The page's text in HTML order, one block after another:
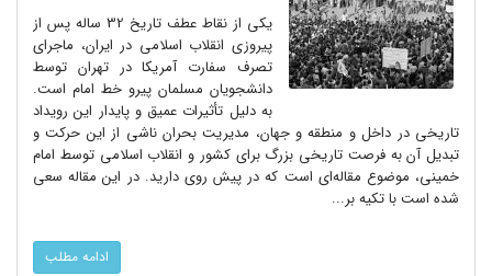
یکی از نقاط عطف تاریخ 32 ساله پس از
پیروزی انقلاب اسلامی در ایران، ماجرای
تصرف سفارت آمریکا در تهران توسط
دانشجویان مسلمان پیرو خط امام است.
به دلیل تأثیرات عمیق و پایدار این رویداد
تاریخی در داخل و منطقه و جهان، مدیریت بحران ناشی از این حرکت و
تبدیل آن به فرصت تاریخی بزرگ برای کشور و انقلاب اسلامی توسط امام
خمینی، موضوع مقاله‌ای است که در پیش روی دارید. در این مقاله سعی
شده است با تکیه بر...
ادامه مطلب